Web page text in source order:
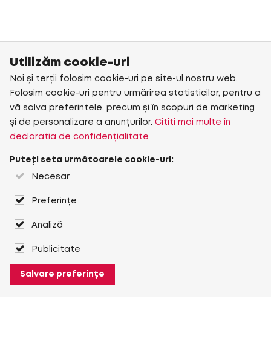
Utilizăm cookie-uri
Noi și terții folosim cookie-uri pe site-ul nostru web.
Folosim cookie-uri pentru urmărirea statisticilor, pentru a
vă salva preferințele, precum și în scopuri de marketing
și de personalizare a anunțurilor. Citiți mai multe în
declarația de confidențialitate
Puteți seta următoarele cookie-uri:
Necesar
Preferințe
Analiză
Publicitate
Salvare preferințe